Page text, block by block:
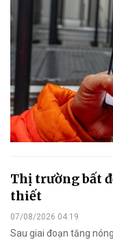
Thị trường bất
thiết
07/08/2026 04:19
Sau giai đoạn tăng